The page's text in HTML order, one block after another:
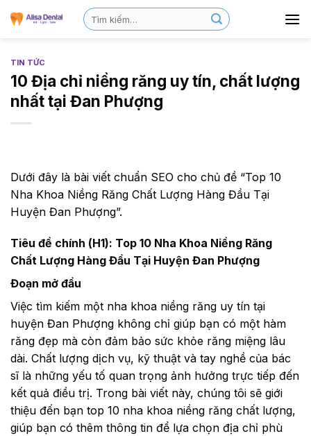
TIN TỨC
10 Địa chỉ niềng răng uy tín, chất lượng
nhất tại Đan Phượng
Dưới đây là bài viết chuẩn SEO cho chủ đề “Top 10
Nha Khoa Niềng Răng Chất Lượng Hàng Đầu Tại
Huyện Đan Phượng”.
Tiêu đề chính (H1): Top 10 Nha Khoa Niềng Răng
Chất Lượng Hàng Đầu Tại Huyện Đan Phượng
Đoạn mở đầu
Việc tìm kiếm một nha khoa niềng răng uy tín tại
huyện Đan Phượng không chỉ giúp bạn có một hàm
răng đẹp mà còn đảm bảo sức khỏe răng miệng lâu
dài. Chất lượng dịch vụ, kỹ thuật và tay nghề của bác
sĩ là những yếu tố quan trọng ảnh hưởng trực tiếp đến
kết quả điều trị. Trong bài viết này, chúng tôi sẽ giới
thiệu đến bạn top 10 nha khoa niềng răng chất lượng,
giúp bạn có thêm thông tin để lựa chọn địa chỉ phù